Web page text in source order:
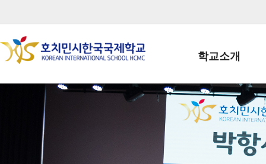
학교소개
학교장인사말
학생회장인사말
학교상징